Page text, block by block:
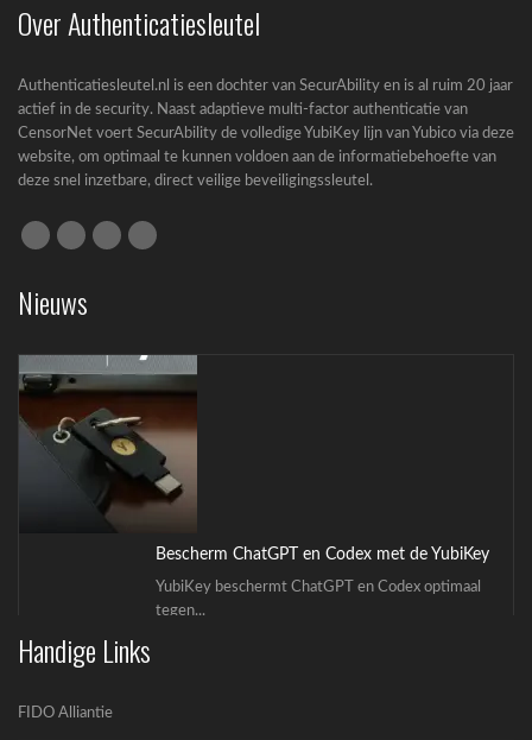
Over Authenticatiesleutel
Authenticatiesleutel.nl is een dochter van SecurAbility en is al ruim 20 jaar
actief in de security. Naast adaptieve multi-factor authenticatie van
CensorNet voert SecurAbility de volledige YubiKey lijn van Yubico via deze
website, om optimaal te kunnen voldoen aan de informatiebehoefte van
deze snel inzetbare, direct veilige beveiligingssleutel.
Nieuws
Bescherm ChatGPT en Codex met de YubiKey
YubiKey beschermt ChatGPT en Codex optimaal
tegen...
Handige Links
FIDO Alliantie